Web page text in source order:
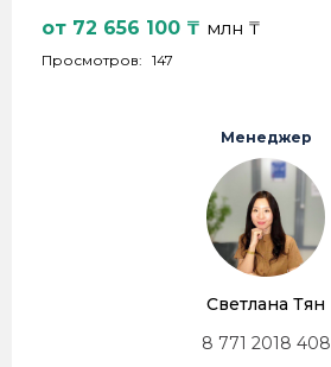
от 72 656 100 ₸ млн ₸
Просмотров: 147
Менеджер
Светлана Тян
8 771 2018 408